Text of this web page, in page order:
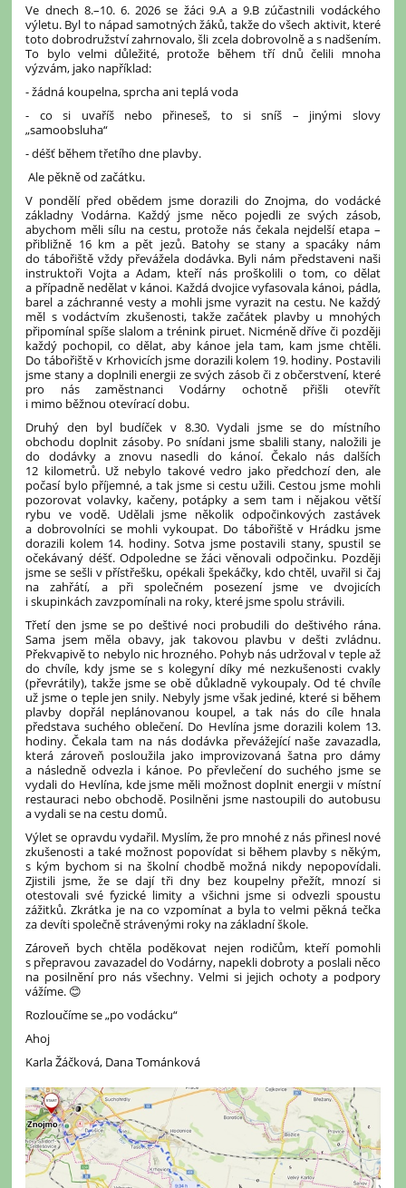
Ve dnech 8.–10. 6. 2026 se žáci 9.A a 9.B zúčastnili vodáckého
výletu. Byl to nápad samotných žáků, takže do všech aktivit, které
toto dobrodružství zahrnovalo, šli zcela dobrovolně a s nadšením.
To bylo velmi důležité, protože během tří dnů čelili mnoha
výzvám, jako například:
- žádná koupelna, sprcha ani teplá voda
- co si uvaříš nebo přineseš, to si sníš – jinými slovy
„samoobsluha“
- déšť během třetího dne plavby.
Ale pěkně od začátku.
V pondělí před obědem jsme dorazili do Znojma, do vodácké
základny Vodárna. Každý jsme něco pojedli ze svých zásob,
abychom měli sílu na cestu, protože nás čekala nejdelší etapa –
přibližně 16 km a pět jezů. Batohy se stany a spacáky nám
do tábořiště vždy převážela dodávka. Byli nám představeni naši
instruktoři Vojta a Adam, kteří nás proškolili o tom, co dělat
a případně nedělat v kánoi. Každá dvojice vyfasovala kánoi, pádla,
barel a záchranné vesty a mohli jsme vyrazit na cestu. Ne každý
měl s vodáctvím zkušenosti, takže začátek plavby u mnohých
připomínal spíše slalom a trénink piruet. Nicméně dříve či později
každý pochopil, co dělat, aby kánoe jela tam, kam jsme chtěli.
Do tábořiště v Krhovicích jsme dorazili kolem 19. hodiny. Postavili
jsme stany a doplnili energii ze svých zásob či z občerstvení, které
pro nás zaměstnanci Vodárny ochotně přišli otevřít
i mimo běžnou otevírací dobu.
Druhý den byl budíček v 8.30. Vydali jsme se do místního
obchodu doplnit zásoby. Po snídani jsme sbalili stany, naložili je
do dodávky a znovu nasedli do kánoí. Čekalo nás dalších
12 kilometrů. Už nebylo takové vedro jako předchozí den, ale
počasí bylo příjemné, a tak jsme si cestu užili. Cestou jsme mohli
pozorovat volavky, kačeny, potápky a sem tam i nějakou větší
rybu ve vodě. Udělali jsme několik odpočinkových zastávek
a dobrovolníci se mohli vykoupat. Do tábořiště v Hrádku jsme
dorazili kolem 14. hodiny. Sotva jsme postavili stany, spustil se
očekávaný déšť. Odpoledne se žáci věnovali odpočinku. Později
jsme se sešli v přístřešku, opékali špekáčky, kdo chtěl, uvařil si čaj
na zahřátí, a při společném posezení jsme ve dvojicích
i skupinkách zavzpomínali na roky, které jsme spolu strávili.
Třetí den jsme se po deštivé noci probudili do deštivého rána.
Sama jsem měla obavy, jak takovou plavbu v dešti zvládnu.
Překvapivě to nebylo nic hrozného. Pohyb nás udržoval v teple až
do chvíle, kdy jsme se s kolegyní díky mé nezkušenosti cvakly
(převrátily), takže jsme se obě důkladně vykoupaly. Od té chvíle
už jsme o teple jen snily. Nebyly jsme však jediné, které si během
plavby dopřál neplánovanou koupel, a tak nás do cíle hnala
představa suchého oblečení. Do Hevlína jsme dorazili kolem 13.
hodiny. Čekala tam na nás dodávka převážející naše zavazadla,
která zároveň posloužila jako improvizovaná šatna pro dámy
a následně odvezla i kánoe. Po převlečení do suchého jsme se
vydali do Hevlína, kde jsme měli možnost doplnit energii v místní
restauraci nebo obchodě. Posilněni jsme nastoupili do autobusu
a vydali se na cestu domů.
Výlet se opravdu vydařil. Myslím, že pro mnohé z nás přinesl nové
zkušenosti a také možnost popovídat si během plavby s někým,
s kým bychom si na školní chodbě možná nikdy nepopovídali.
Zjistili jsme, že se dají tři dny bez koupelny přežít, mnozí si
otestovali své fyzické limity a všichni jsme si odvezli spoustu
zážitků. Zkrátka je na co vzpomínat a byla to velmi pěkná tečka
za devíti společně strávenými roky na základní škole.
Zároveň bych chtěla poděkovat nejen rodičům, kteří pomohli
s přepravou zavazadel do Vodárny, napekli dobroty a poslali něco
na posilnění pro nás všechny. Velmi si jejich ochoty a podpory
vážíme. 😊
Rozloučíme se „po vodácku“
Ahoj
Karla Žáčková, Dana Tománková